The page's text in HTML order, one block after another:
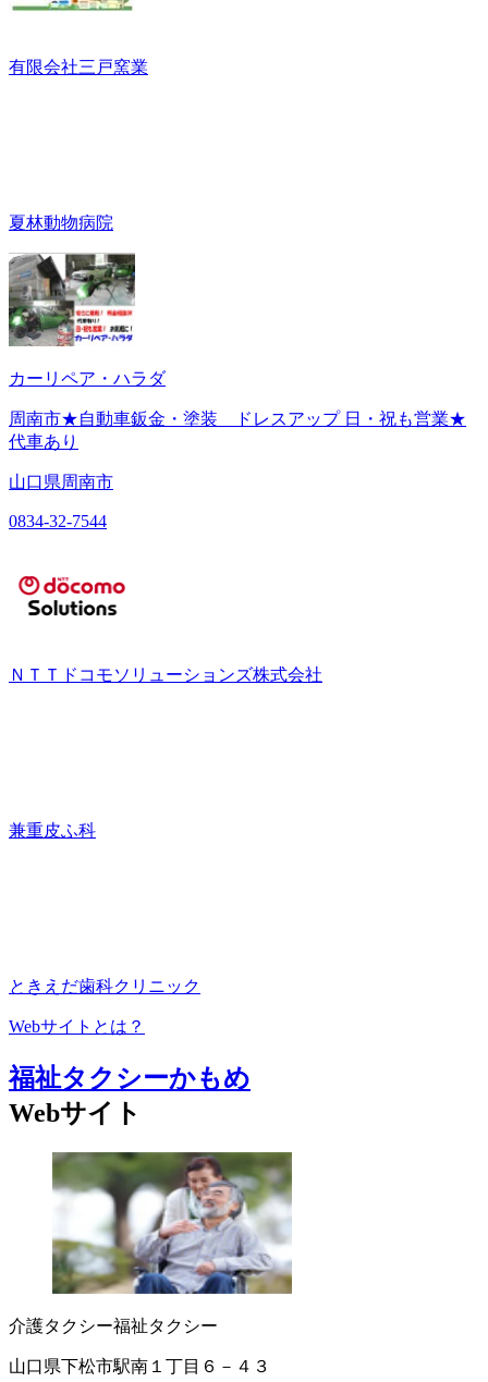
有限会社三戸窯業
夏林動物病院
カーリペア・ハラダ
周南市★自動車鈑金・塗装 ドレスアップ 日・祝も営業★
代車あり
山口県周南市
0834-32-7544
ＮＴＴドコモソリューションズ株式会社
兼重皮ふ科
ときえだ歯科クリニック
Webサイトとは？
福祉タクシーかもめ
Webサイト
介護タクシー福祉タクシー
山口県下松市駅南１丁目６－４３